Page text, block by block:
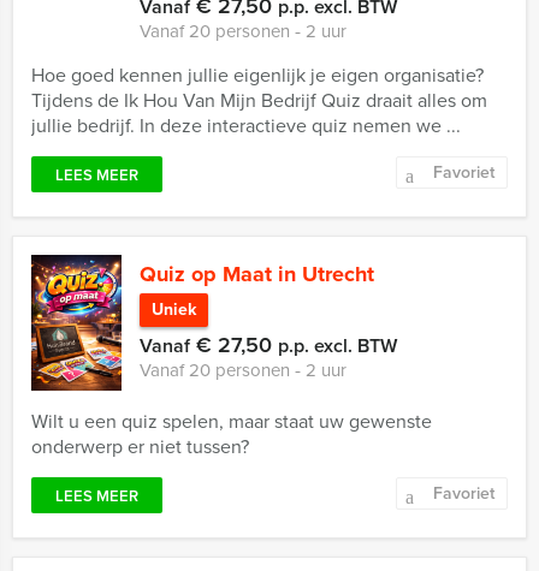
Vanaf p.p. excl. BTW
Vanaf 20 personen ‐ 2 uur
Hoe goed kennen jullie eigenlijk je eigen organisatie?
Tijdens de Ik Hou Van Mijn Bedrijf Quiz draait alles om
jullie bedrijf. In deze interactieve quiz nemen we ...
LEES MEER Favoriet
Quiz op Maat in Utrecht
Uniek
Vanaf€ 27,50 p.p. excl. BTW
Vanaf 20 personen ‐ 2 uur
Wilt u een quiz spelen, maar staat uw gewenste
onderwerp er niet tussen?
LEES MEER Favoriet